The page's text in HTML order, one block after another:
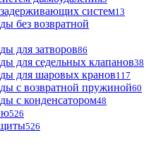
систем13
без возвратной
для затворов86
для седельных клапанов38
для шаровых кранов117
с возвратной пружиной60
с конденсатором48
526
526